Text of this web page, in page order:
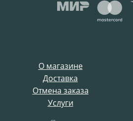
О магазине
Доставка
Отмена заказа
Услуги